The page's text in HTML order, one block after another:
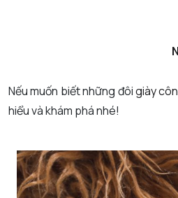
Nếu muốn biết những đôigiày
hiểu và khám phá nhé!